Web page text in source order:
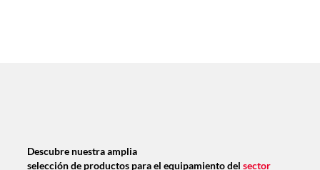
Descubre nuestra amplia
selección de productos para el equipamiento del sector